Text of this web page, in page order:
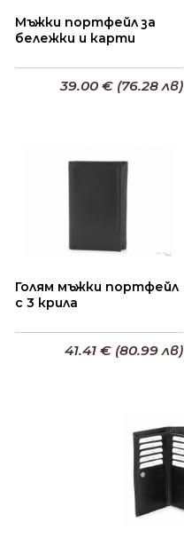
Мъжки портфейл за
бележки и карти
39.00 € (76.28 лв)
Голям мъжки портфейл
с 3 крила
41.41 € (80.99 лв)